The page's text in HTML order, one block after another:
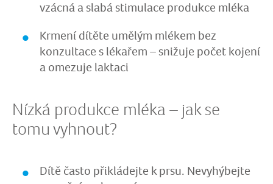
vzácná a slabá stimulace produkce mléka
Krmení dítěte umělým mlékem bez
konzultace s lékařem – snižuje počet kojení
a omezuje laktaci
Nízká produkce mléka – jak se
tomu vyhnout?
Dítě často přikládejte k prsu. Nevyhýbejte